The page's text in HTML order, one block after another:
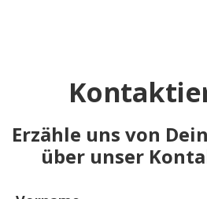
Erzähle uns von
über unser